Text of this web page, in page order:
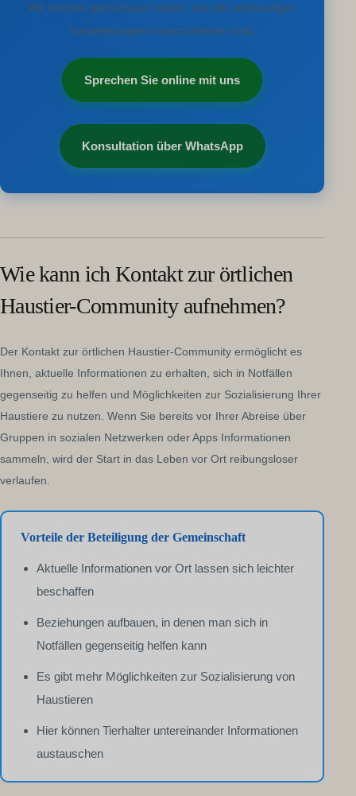
Wir werden gemeinsam klären, wie die notwendigen
Vorbereitungen voranzutreiben sind.
Sprechen Sie online mit uns
Konsultation über WhatsApp
Wie kann ich Kontakt zur örtlichen
Haustier-Community aufnehmen?
Der Kontakt zur örtlichen Haustier-Community ermöglicht es
Ihnen, aktuelle Informationen zu erhalten, sich in Notfällen
gegenseitig zu helfen und Möglichkeiten zur Sozialisierung Ihrer
Haustiere zu nutzen. Wenn Sie bereits vor Ihrer Abreise über
Gruppen in sozialen Netzwerken oder Apps Informationen
sammeln, wird der Start in das Leben vor Ort reibungsloser
verlaufen.
Vorteile der Beteiligung der Gemeinschaft
Aktuelle Informationen vor Ort lassen sich leichter
beschaffen
Beziehungen aufbauen, in denen man sich in
Notfällen gegenseitig helfen kann
Es gibt mehr Möglichkeiten zur Sozialisierung von
Haustieren
Hier können Tierhalter untereinander Informationen
austauschen